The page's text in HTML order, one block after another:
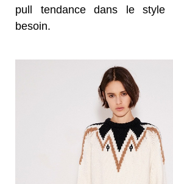
pull tendance dans le style
besoin.